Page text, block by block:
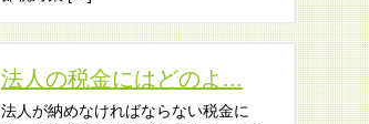
法人の税金にはどのよ...
法人が納めなければならない税金に